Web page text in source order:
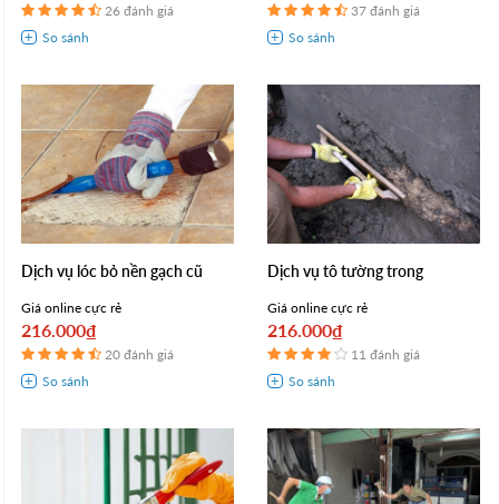
26 đánh giá 37 đánh giá
Dịch vụ lóc bỏ nền gạch cũ
Giá online cực rẻ
216.000₫
20 đánh giá
Dịch vụ tô tường trong
Giá online cực rẻ
216.000₫
11 đánh giá